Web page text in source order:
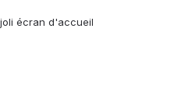
écran d'accueil